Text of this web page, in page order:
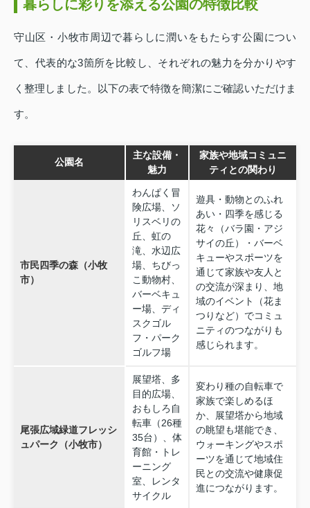
暮らしに彩りを添える公園の特徴比較
守山区・小牧市周辺で暮らしに潤いをもたらす公園につい
て、代表的な3箇所を比較し、それぞれの魅力を分かりやす
く整理しました。以下の表で特徴を簡潔にご確認いただけま
す。
公園名
主な設備・
魅力
家族や地域コミュニ
ティとの関わり
市民四季の森（小牧
市）
わんぱく冒
険広場、ソ
リスベリの
丘、虹の
滝、水辺広
場、ちびっ
こ動物村、
バーベキュ
ー場、ディ
スクゴル
フ・パーク
ゴルフ場
遊具・動物とのふれ
あい・四季を感じる
花々（バラ園・アジ
サイの丘）・バーベ
キューやスポーツを
通じて家族や友人と
の交流が深まり、地
域のイベント（花ま
つりなど）でコミュ
ニティのつながりも
感じられます。
尾張広域緑道フレッシ
ュパーク（小牧市）
展望塔、多
目的広場、
おもしろ自
転車（26種
35台）、体
育館・トレ
ーニング
室、レンタ
サイクル
変わり種の自転車で
家族で楽しめるほ
か、展望塔から地域
の眺望も堪能でき、
ウォーキングやスポ
ーツを通じて地域住
民との交流や健康促
進につながります。